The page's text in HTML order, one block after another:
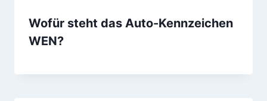
Wofür steht das Auto-Kennzeichen
WEN?